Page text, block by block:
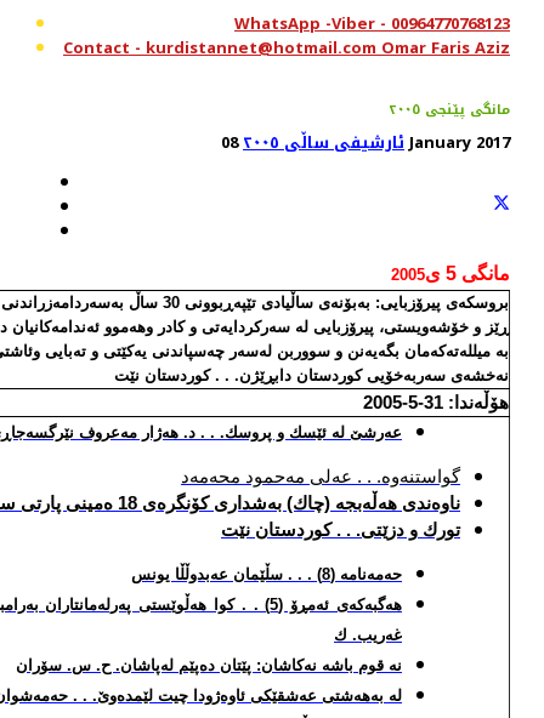
WhatsApp -Viber - 00964770768123
Contact - kurdistannet@hotmail.com Omar Faris Aziz
مانگی پێنجی ٢٠٠٥
ئارشیفی ساڵی ٢٠٠٥08 January 2017
مانگی 5 ی2005
بروسكه‌ی پیرۆزبایی:
به‌بۆنه‌ی ساڵیادی تێپه‌ڕبوونی 30
ڕێز و خۆشه‌ویستی، پیرۆزبایی له‌ سه‌ركردایه‌تی و كادر وهه‌موو ئه‌ندامه‌كانیان
به‌ میلله‌ته‌كه‌مان بگه‌یه‌نن و سووربن له‌سه‌ر چه‌سپاندنی یه‌كێتی و ته‌بایی
نه‌خشه‌ی سه‌ربه‌خۆیی كوردستان دابڕێژن. . . كوردستان نێت
هۆڵه‌ندا: 31-5-2005
عه‌رشێ له‌ ئێسك و پروسك. . . د. هه‌ژار مه‌عروف
گواستنه‌وه‌. . . عه‌لی مه‌حمود محه‌مه‌د
ناوه‌ندی هه‌ڵه‌بجه‌ (چاك) به‌شداری كۆنگره‌ی 18 ه‌مینی پارتی سۆسیالستی هۆڵه‌ندی ده‌كات
تورك و دزێتی. . . كوردستان نێت
حه‌مه‌نامه‌ (8) . . . سڵێمان عه‌بدوڵڵا یونس
هه‌گبه‌كه‌ی ئه‌مڕۆ (5) . . كوا هه‌ڵوێستی
غه‌ریب. ك
نه‌ قوم باشه‌ نه‌كاشان: پێتان ده‌پێم له‌پاشان. ح. س. سۆران
له‌ به‌هه‌شتی عه‌شقێكی ئاوه‌ژودا چیت لێمده‌وێ. . .